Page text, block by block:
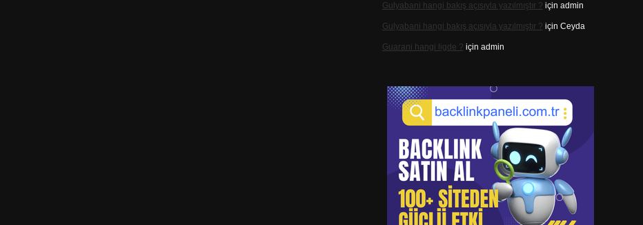
Gulyabani hangi bakış açısıyla yazılmıştır ? için admin
Gulyabani hangi bakış açısıyla yazılmıştır ? için Ceyda
Guarani hangi ligde ? için admin